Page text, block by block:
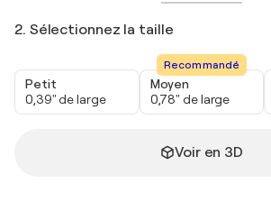
2. Sélectionnez la taille
Petit
0,39" de large
Recommandé
Moyen
0,78" de large
Voir en 3D